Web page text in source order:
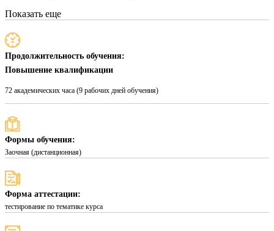
Показать еще
Продолжительность обучения:
Повышение квалификации
72 академических часа (9 рабочих дней обучения)
Формы обучения:
Заочная (дистанционная)
Форма аттестации:
тестирование по тематике курса